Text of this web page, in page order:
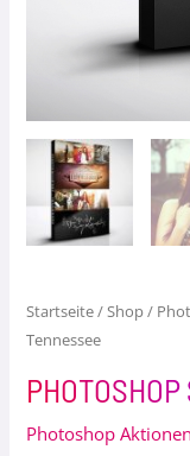
Startseite/Shop/
Tennessee
Photoshop Aktionen